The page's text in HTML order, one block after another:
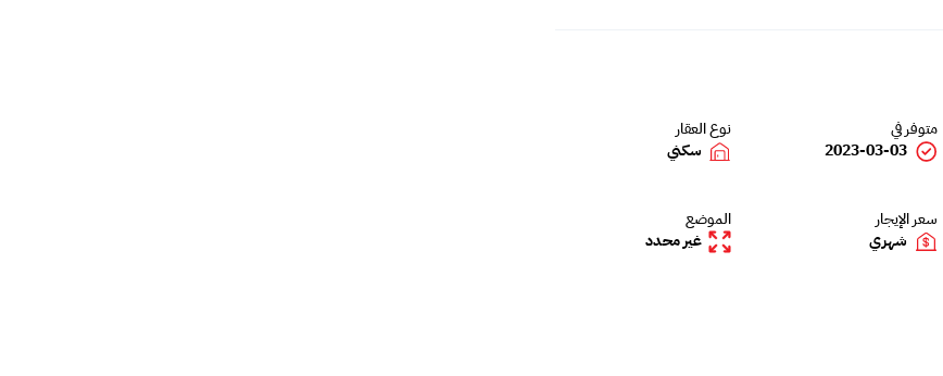
متوفر في
2023-03-03
نوع العقار
سكني
سعر الإيجار
شهري
الموضع
غير محدد